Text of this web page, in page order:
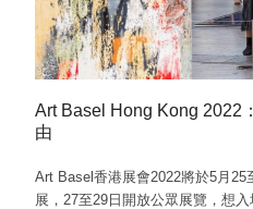
Art Basel Hong Kong 2022
由
Art Basel香港展會2022將於5月
展，27至29日開放公眾展覽，想